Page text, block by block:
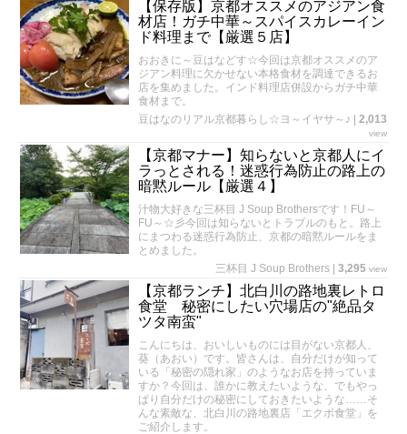
【保存版】京都オススメのアジアン食
材店！ガチ中華～スパイスカレーイン
ド料理まで【厳選５店】
おおきに～豆はなどす☆今回は京都オススメのア
ジアン料理に欠かせない本格食材を調達できるお
店を集めました。インド料理店併設からガチ中華
食材まで。
豆はなのリアル京都暮らし☆ヨ～イヤサ～♪
2,013
view
【京都マナー】知らないと京都人にイ
ラっとされる！迷惑行為防止の路上の
暗黙ルール【厳選４】
汁物大好きな三杯目 J Soup Brothersです！FU～
FU～☆彡今回は知らないとトラブルのもと。路上
にまつわる迷惑行為防止、京都の暗黙ルールをま
とめました。
三杯目 J Soup Brothers
3,295 view
【京都ランチ】北白川の路地裏レトロ
食堂 秘密にしたい穴場店の"絶品タ
ツタ南蛮"
こんにちは、おいしいものには目がない京都人、
葵（あおい）です。皆さんは、自分だけが知って
いる「秘密の隠れ家」のようなお店を持っていま
すか？今回は、誰かに教えたいような、でもやっ
ぱり自分だけの秘密にしておきたいような……そ
んな素敵な、北白川の路地裏店「エクボ食堂」を
ご紹介します。